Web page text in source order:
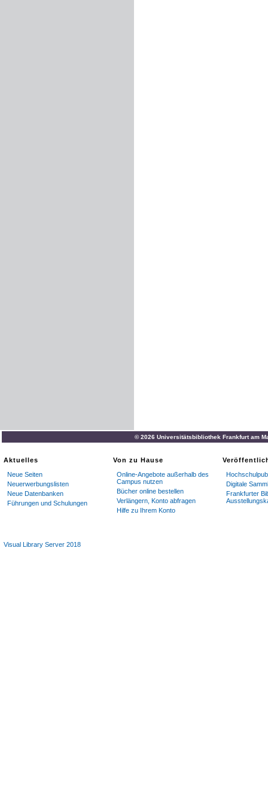
© 2026 Universitätsbibliothek Frankfurt am
Aktuelles
Neue Seiten
Neuerwerbungslisten
Neue Datenbanken
Führungen und Schulungen
Von zu Hause
Online-Angebote außerhalb des
Campus nutzen
Bücher online bestellen
Verlängern, Konto abfragen
Hilfe zu Ihrem Konto
Digitale
Frankfurter
Visual Library Server 2018